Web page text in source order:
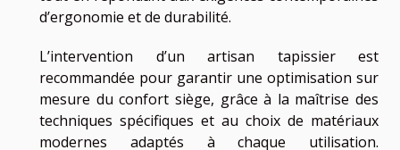
d’ergonomie et de durabilité.
L’intervention d’un artisan tapissier est
recommandée pour garantir une optimisation sur
mesure du confort siège, grâce à la maîtrise des
techniques spécifiques et au choix de matériaux
modernes adaptés à chaque utilisation.